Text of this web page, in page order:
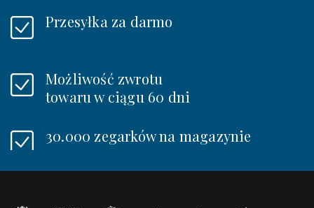
Przesyłka za darmo
Możliwość zwrotu
towaru w ciągu 60 dni
30.000 zegarków na magazynie